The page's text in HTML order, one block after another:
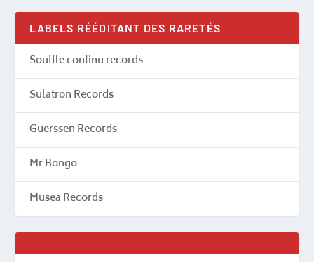
LABELS RÉÉDITANT DES RARETÉS
Souffle continu records
Sulatron Records
Guerssen Records
Mr Bongo
Musea Records